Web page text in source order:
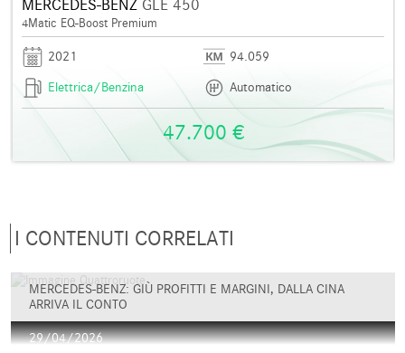
MERCEDES-BENZGLE 450
4Matic EQ-Boost Premium
2021
94.059
Elettrica/Benzina
Automatico
47.700 €
I CONTENUTI CORRELATI
MERCEDES-BENZ: GIÙ PROFITTI E MARGINI, DALLA CINA
ARRIVA IL CONTO
29/04/2026